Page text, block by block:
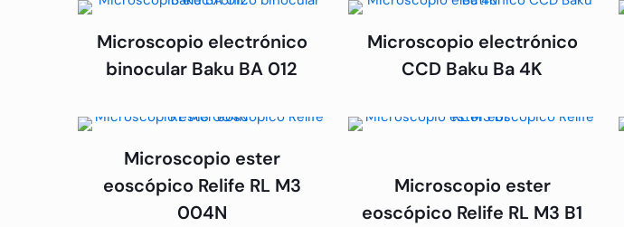
Microscopio electrónico
binocular Baku BA 012
Microscopio electrónico
CCD Baku Ba 4K
Microscopio ester
eoscópico Relife RL M3
004N
Microscopio ester
eoscópico Relife RL M3 B1